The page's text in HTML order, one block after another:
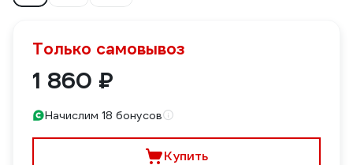
Только самовывоз
1 860 ₽
Начислим 18 бонусов
Купить